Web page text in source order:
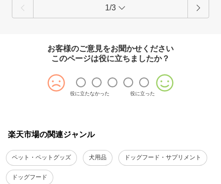
1/3
お客様のご意見をお聞かせください
このページは役に立ちましたか？
役に立たなかった 役に立った
楽天市場の関連ジャンル
ペット・ペットグッズ 犬用品 ドッグフード・サプリメント
ドッグフード